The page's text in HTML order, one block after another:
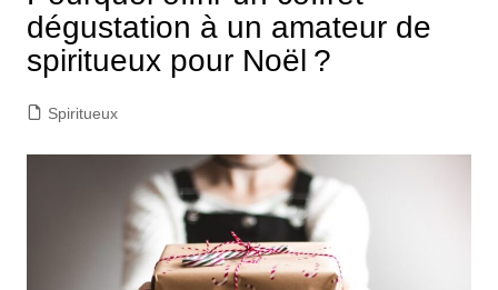
dégustation à un amateur de
spiritueux pour Noël ?
Spiritueux